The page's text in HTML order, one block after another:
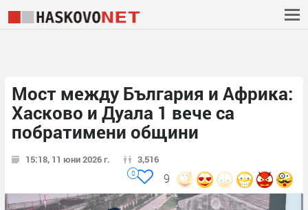
Мост между България и Африка:
Хасково и Дуала 1 вече са
побратимени общини
15:18, 11 юни 2026 г. 3,516
9
0